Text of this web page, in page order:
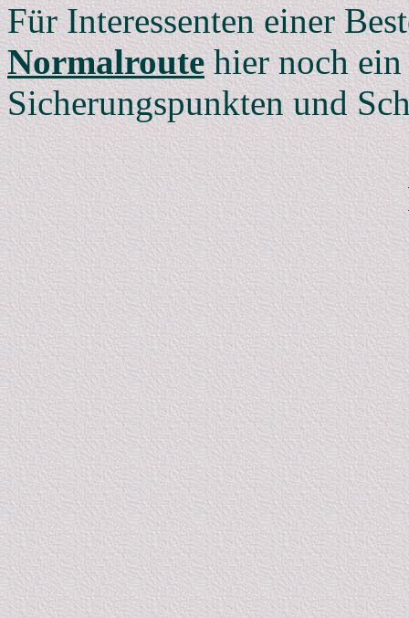
Für Interessenten einer
Normalroutehier noch
Sicherungspunkten und